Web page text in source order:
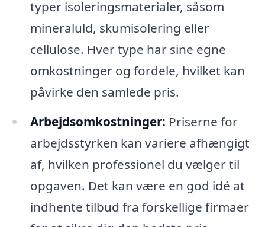
typer isoleringsmaterialer, såsom
mineraluld, skumisolering eller
cellulose. Hver type har sine egne
omkostninger og fordele, hvilket kan
påvirke den samlede pris.
Arbejdsomkostninger: Priserne for
arbejdsstyrken kan variere afhængigt
af, hvilken professionel du vælger til
opgaven. Det kan være en god idé at
indhente tilbud fra forskellige firmaer